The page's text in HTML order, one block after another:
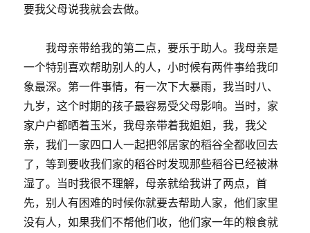
要我父母说我就会去做。
我母亲带给我的第二点，要乐于助人。我母亲是
一个特别喜欢帮助别人的人，小时候有两件事给我印
象最深。第一件事情，有一次下大暴雨，我当时八、
九岁，这个时期的孩子最容易受父母影响。当时，家
家户户都晒着玉米，我母亲带着我姐姐，我，我父
亲，我们一家四口人一起把邻居家的稻谷全都收回去
了，等到要收我们家的稻谷时发现那些稻谷已经被淋
湿了。当时我很不理解，母亲就给我讲了两点，首
先，别人有困难的时候你就要去帮助人家，他们家里
没有人，如果我们不帮他们收，他们家一年的粮食就